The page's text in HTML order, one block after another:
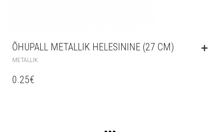
ÕHUPALL METALLIK HELESININE (27 CM)
METALLIK
0.25€